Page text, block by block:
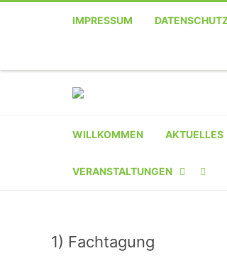
IMPRESSUM
WILLKOMMEN AKTUELLES
VERANSTALTUNGEN
VERANSTALTER-
1) Fachtagung